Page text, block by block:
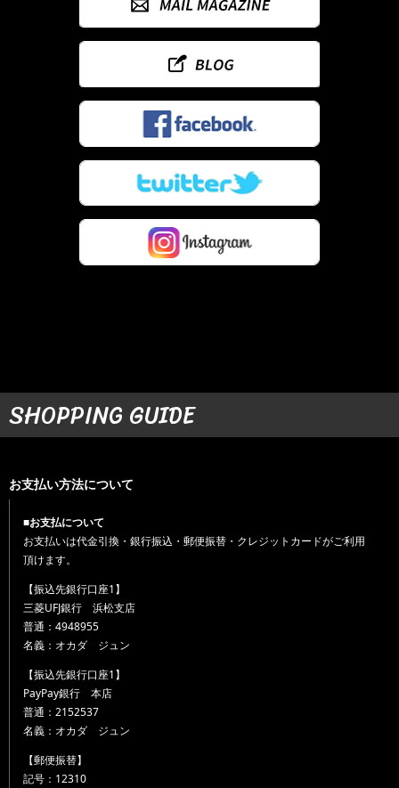
SHOPPING GUIDE
お支払い方法について
■お支払について
お支払いは代金引換・銀行振込・郵便振替・クレジットカードがご利用
頂けます。
【振込先銀行口座1】
三菱UFJ銀行 浜松支店
普通：4948955
名義：オカダ ジュン
【振込先銀行口座1】
PayPay銀行 本店
普通：2152537
名義：オカダ ジュン
【郵便振替】
記号：12310